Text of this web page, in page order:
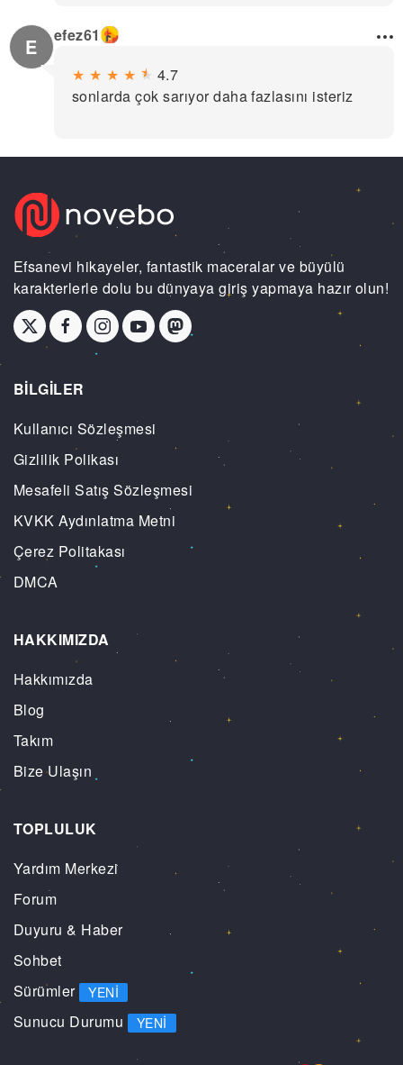
E
efez61
★ ★ ★ ★ ★ 4.7
sonlarda çok sarıyor daha fazlasını isteriz
Efsanevi hikayeler, fantastik maceralar ve büyülü
karakterlerle dolu bu dünyaya giriş yapmaya hazır olun!
BİLGİLER
Kullanıcı Sözleşmesi
Gizlilik Polikası
Mesafeli Satış Sözleşmesi
KVKK Aydınlatma Metni
Çerez Politakası
DMCA
HAKKIMIZDA
Hakkımızda
Blog
Takım
Bize Ulaşın
TOPLULUK
Yardım Merkezi
Forum
Duyuru & Haber
Sohbet
Sürümler YENI
Sunucu Durumu YENI